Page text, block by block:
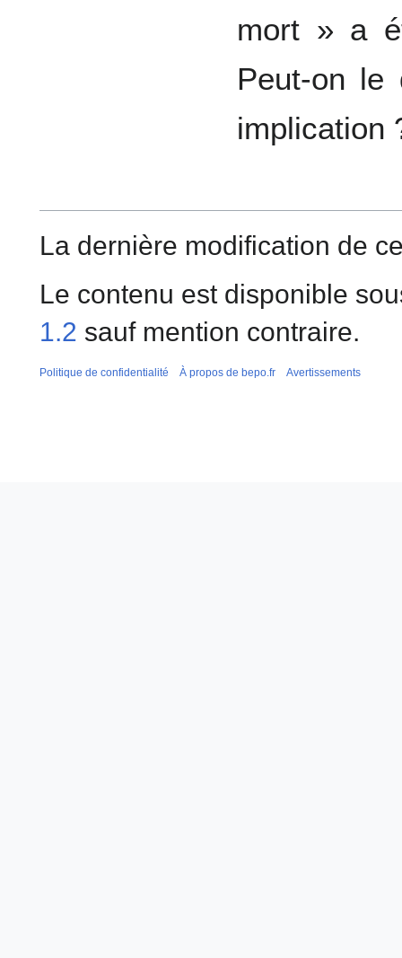
mort » a
Peut-on le
La dernière modification de
Le contenu est disponible
1.2 sauf mention contraire.
Politique de confidentialité À propos de bepo.fr Avertissements